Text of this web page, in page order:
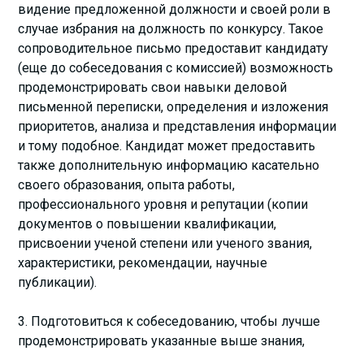
видение предложенной должности и своей роли в
случае избрания на должность по конкурсу. Такое
сопроводительное письмо предоставит кандидату
(еще до собеседования с комиссией) возможность
продемонстрировать свои навыки деловой
письменной переписки, определения и изложения
приоритетов, анализа и представления информации
и тому подобное. Кандидат может предоставить
также дополнительную информацию касательно
своего образования, опыта работы,
профессионального уровня и репутации (копии
документов о повышении квалификации,
присвоении ученой степени или ученого звания,
характеристики, рекомендации, научные
публикации).
3. Подготовиться к собеседованию, чтобы лучше
продемонстрировать указанные выше знания,